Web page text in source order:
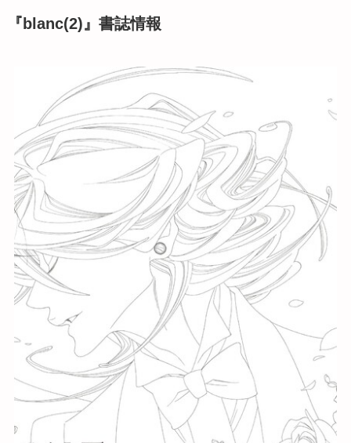
『blanc(2)』書誌情報